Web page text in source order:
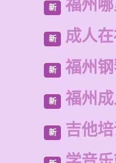
新 福州
新 成人
新 福州
新 福州
新 吉他